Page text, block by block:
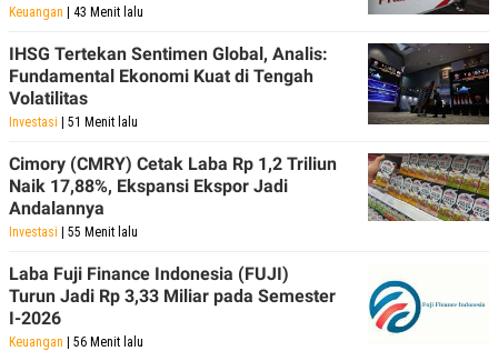
Keuangan | 43 Menit lalu
IHSG Tertekan Sentimen Global, Analis:
Fundamental Ekonomi Kuat di Tengah
Volatilitas
Investasi | 51 Menit lalu
Cimory (CMRY) Cetak Laba Rp 1,2 Triliun
Naik 17,88%, Ekspansi Ekspor Jadi
Andalannya
Investasi | 55 Menit lalu
Laba Fuji Finance Indonesia (FUJI)
Turun Jadi Rp 3,33 Miliar pada Semester
I-2026
Keuangan | 56 Menit lalu